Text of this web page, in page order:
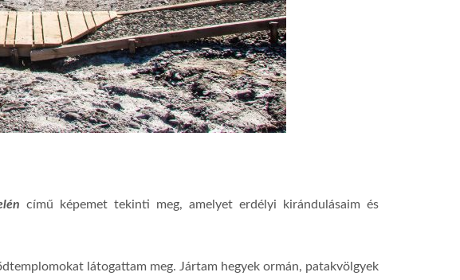
című képemet tekinti meg, amelyet erdélyi kirándulásaim és
látogattam meg. Jártam hegyek ormán, patakvölgyek